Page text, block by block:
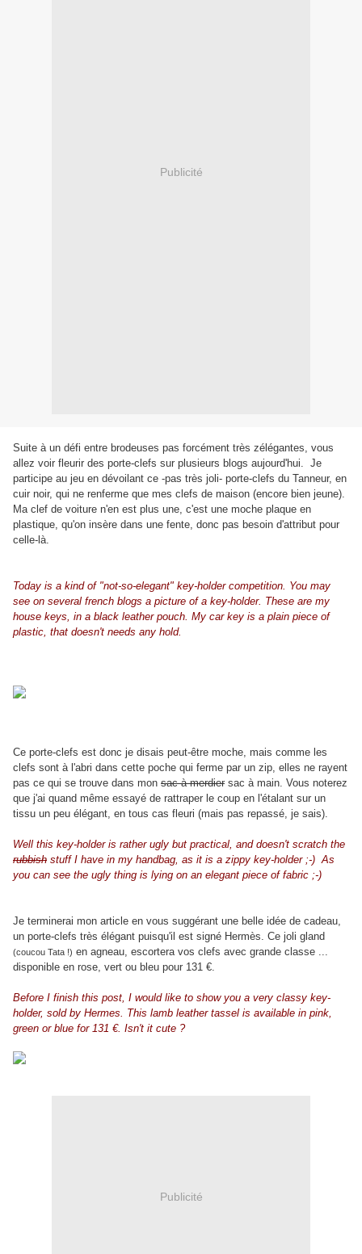
Publicité
Suite à un défi entre brodeuses pas forcément très zélégantes, vous
allez voir fleurir des porte-clefs sur plusieurs blogs aujourd'hui. Je
participe au jeu en dévoilant ce -pas très joli- porte-clefs du Tanneur, en
cuir noir, qui ne renferme que mes clefs de maison (encore bien jeune).
Ma clef de voiture n'en est plus une, c'est une moche plaque en
plastique, qu'on insère dans une fente, donc pas besoin d'attribut pour
celle-là.
Today is a kind of "not-so-elegant" key-holder competition. You may
see on several french blogs a picture of a key-holder. These are my
house keys, in a black leather pouch. My car key is a plain piece of
plastic, that doesn't needs any hold.
Ce porte-clefs est donc je disais peut-être moche, mais comme les
clefs sont à l'abri dans cette poche qui ferme par un zip, elles ne rayent
pas ce qui se trouve dans mon sac à merdier sac à main. Vous noterez
que j'ai quand même essayé de rattraper le coup en l'étalant sur un
tissu un peu élégant, en tous cas fleuri (mais pas repassé, je sais).
Well this key-holder is rather ugly but practical, and doesn't scratch the
rubbish stuff I have in my handbag, as it is a zippy key-holder ;-) As
you can see the ugly thing is lying on an elegant piece of fabric ;-)
Je terminerai mon article en vous suggérant une belle idée de cadeau,
un porte-clefs très élégant puisqu'il est signé Hermès. Ce joli gland
(coucou Tata !) en agneau, escortera vos clefs avec grande classe ...
disponible en rose, vert ou bleu pour 131 €.
Before I finish this post, I would like to show you a very classy key-
holder, sold by Hermes. This lamb leather tassel is available in pink,
green or blue for 131 €. Isn't it cute ?
Publicité